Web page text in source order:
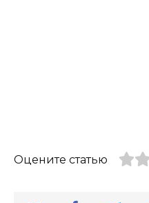
Оцените статью